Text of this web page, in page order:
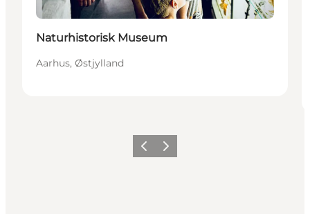
Naturhistorisk Museum
Aarhus, Østjylland
ForrigeNæste